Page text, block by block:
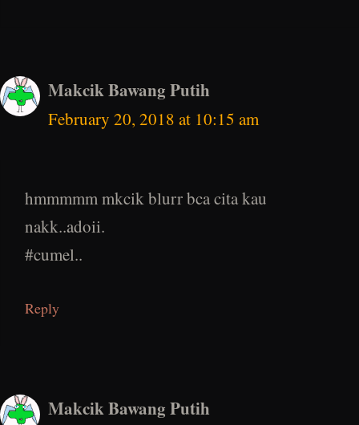
Makcik Bawang Putih
February 20, 2018 at 10:15 am
hmmmmm mkcik blurr bca cita kau
nakk..adoii.
#cumel..
Reply
Makcik Bawang Putih